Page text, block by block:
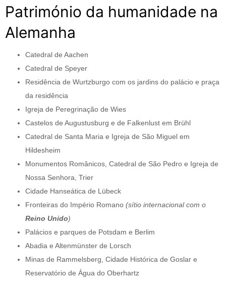
Património da humanidade na
Alemanha
Catedral de Aachen
Catedral de Speyer
Residência de Wurtzburgo com os jardins do palácio e praça
da residência
Igreja de Peregrinação de Wies
Castelos de Augustusburg e de Falkenlust em Brühl
Catedral de Santa Maria e Igreja de São Miguel em
Hildesheim
Monumentos Românicos, Catedral de São Pedro e Igreja de
Nossa Senhora, Trier
Cidade Hanseática de Lübeck
Fronteiras do Império Romano (sítio internacional com o
Reino Unido)
Palácios e parques de Potsdam e Berlim
Abadia e Altenmünster de Lorsch
Minas de Rammelsberg, Cidade Histórica de Goslar e
Reservatório de Água do Oberhartz